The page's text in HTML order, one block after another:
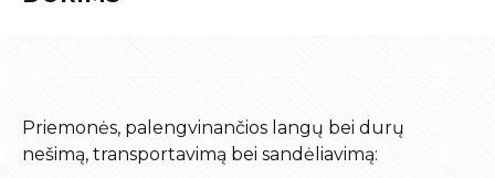
Priemonės, palengvinančios langų bei durų
nešimą, transportavimą bei sandėliavimą: